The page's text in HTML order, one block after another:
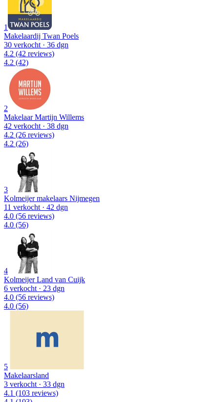
1
Makelaardij Twan Poels
30 verkocht · 36 dgn
4.2 (42 reviews)
4.2 (42)
2
Makelaar Martijn Willems
42 verkocht · 38 dgn
4.2 (26 reviews)
4.2 (26)
3
Kolmeijer makelaars Nijmegen
11 verkocht · 42 dgn
4.0 (56 reviews)
4.0 (56)
4
Kolmeijer Land van Cuijk
6 verkocht · 23 dgn
4.0 (56 reviews)
4.0 (56)
5
Makelaarsland
3 verkocht · 33 dgn
4.1 (103 reviews)